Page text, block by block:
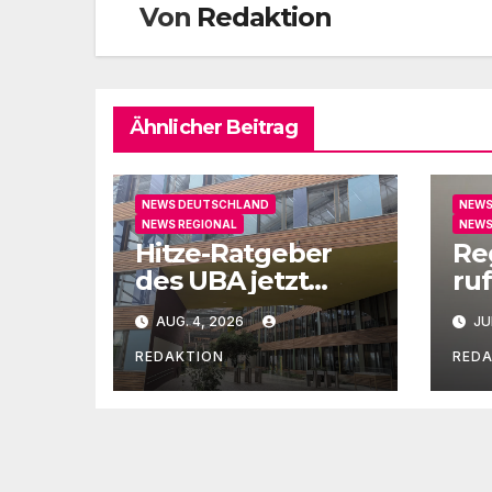
Von Redaktion
Ähnlicher Beitrag
NEWS DEUTSCHLAND
NEWS REGIONAL
Hitze-Ratgeber
des UBA jetzt
auch in Leichter
Sprache
AUG. 4, 2026
REDAKTION